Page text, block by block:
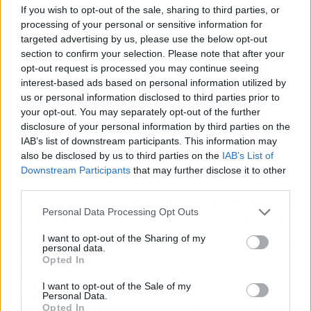
If you wish to opt-out of the sale, sharing to third parties, or
processing of your personal or sensitive information for
targeted advertising by us, please use the below opt-out
section to confirm your selection. Please note that after your
opt-out request is processed you may continue seeing
interest-based ads based on personal information utilized by
us or personal information disclosed to third parties prior to
your opt-out. You may separately opt-out of the further
disclosure of your personal information by third parties on the
IAB’s list of downstream participants. This information may
also be disclosed by us to third parties on the IAB’s List of
Downstream Participants that may further disclose it to other
Personal Data Processing Opt Outs
I want to opt-out of the Sharing of my
personal data.
Opted In
I want to opt-out of the Sale of my
Personal Data.
Opted In
publicidad contribuye a mejorar la imagen de
marca. Asimismo, otorga ventajas económicas,
ya que permite ahorrar dinero en impresiones
En resumen, implementar la